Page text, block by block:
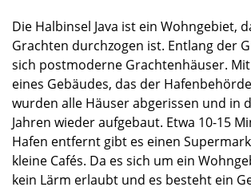
Die Halbinsel Java ist ein Wohngebiet,
Grachten durchzogen ist. Entlang der
sich postmoderne Grachtenhäuser.
eines Gebäudes, das der
wurden alle Häuser abgerissen und in
Jahren wieder aufgebaut. Etwa 10-15
Hafen entfernt gibt es einen
kleine Cafés. Da es sich um ein
kein Lärm erlaubt und es besteht ein